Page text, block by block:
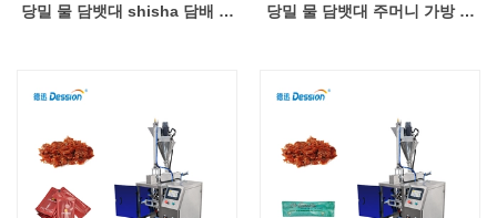
당밀 물 담뱃대 shisha 담배 파
당밀 물 담뱃대 주머니 가방 포